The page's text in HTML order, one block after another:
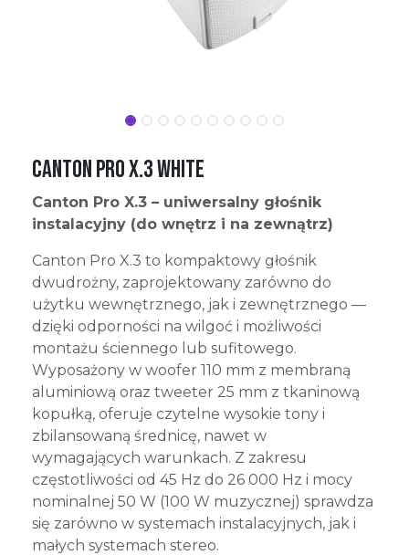
Canton Pro X.3 White
Canton Pro X.3 – uniwersalny głośnik
instalacyjny (do wnętrz i na zewnątrz)
Canton Pro X.3 to kompaktowy głośnik
dwudrożny, zaprojektowany zarówno do
użytku wewnętrznego, jak i zewnętrznego —
dzięki odporności na wilgoć i możliwości
montażu ściennego lub sufitowego.
Wyposażony w woofer 110 mm z membraną
aluminiową oraz tweeter 25 mm z tkaninową
kopułką, oferuje czytelne wysokie tony i
zbilansowaną średnicę, nawet w
wymagających warunkach. Z zakresu
częstotliwości od 45 Hz do 26 000 Hz i mocy
nominalnej 50 W (100 W muzycznej) sprawdza
się zarówno w systemach instalacyjnych, jak i
małych systemach stereo.